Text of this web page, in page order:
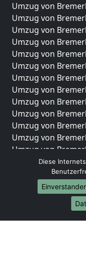
Umzug von
Umzug von
Umzug von
Umzug von
Umzug von
Umzug von
Umzug von
Umzug von
Umzug von
Umzug von
Umzug von
Umzug von
Umzug von
Umzug von
Umzug von
Umzug von
Internationale-
Umzug von
Diese